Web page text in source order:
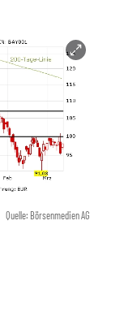
Quelle: Börsenmedien AG